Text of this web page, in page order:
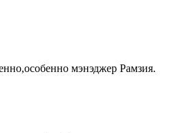
мэнэджер Рамзия.